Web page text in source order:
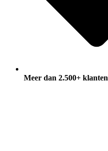
Meer dan 2.500+ klanten